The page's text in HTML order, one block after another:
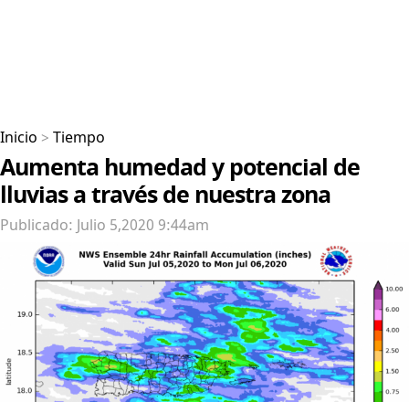
Inicio > Tiempo
Aumenta humedad y potencial de
lluvias a través de nuestra zona
Publicado: Julio 5,2020 9:44am